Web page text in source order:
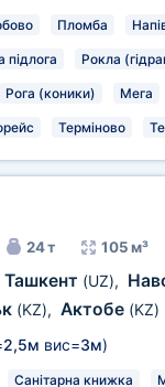
Пломба
підлога Рокла
Рога (коники) Мега
Терміново
24 т 105 м³
Ташкент (UZ),
(KZ), Актобе (KZ)
2,5м вис=3м)
Санітарна книжка